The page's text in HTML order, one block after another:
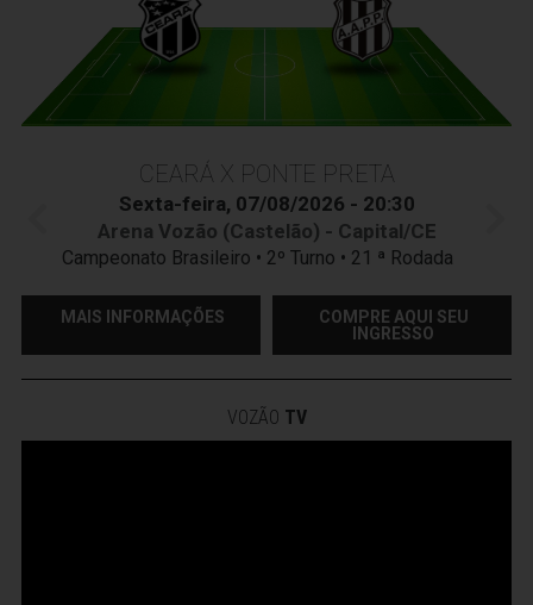
CEARÁ X PONTE PRETA
Sexta-feira, 07/08/2026 - 20:30
Arena Vozão (Castelão) - Capital/CE
Campeonato Brasileiro • 2º Turno • 21 ª Rodada
MAIS INFORMAÇÕES
COMPRE AQUI SEU
INGRESSO
VOZÃO TV